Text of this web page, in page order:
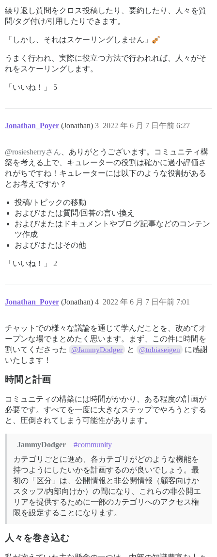
繰り返し質問をクロス投稿したり、要約したり、人々を質
問/タグ付け/引用したりできます。
「しかし、それはスケーリングしません」
うまく行われ、実際に役立つ方法で行われれば、人々がそ
れをスケーリングします。
「いいね！」 5
Jonathan_Poyer (Jonathan) 2022 年 6 月 7 日午前 6:27
3
@rosiesherryさん 、ありがとうございます。コミュニティ構
築を考える上で、キュレーターの役割は確かに過小評価さ
れがちですね！キュレーターには以下のような役割がある
とお考えですか？
投稿/トピックの移動
および/または質問/回答の言い換え
および/またはドキュメントやブログ記事などのコンテン
ツ作成
および/またはその他
「いいね！」 2
Jonathan_Poyer (Jonathan) 2022 年 6 月 7 日午前 7:01
4
チャットでの様々な議論を通じて学んだことを、改めてオ
ープンな場でまとめたく思います。まず、この件に時間を
割いてくださった
@JammyDodger と @tobiaseigen
に感謝
いたします！
時間と計画
コミュニティの構築には時間がかかり、ある程度の計画が
必要です。すべてを一度に大きなステップでやろうとする
と、圧倒されてしまう可能性があります。
JammyDodger
#community
カテゴリごとに進め、各カテゴリがどのような機能を
持つようにしたいかを計画するのが良いでしょう。最
初の「区分」は、公開情報と非公開情報（顧客向けか
スタッフ/内部向けか）の間になり、これらの非公開エ
リアを提供するために一部のカテゴリへのアクセス権
限を設定することになります。
人々を巻き込む